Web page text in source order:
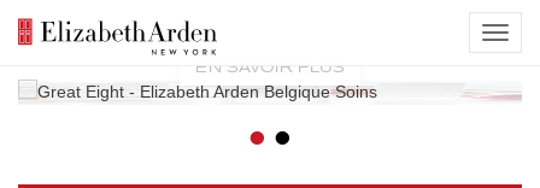
Previous
EN SAVOIR PLUS
••